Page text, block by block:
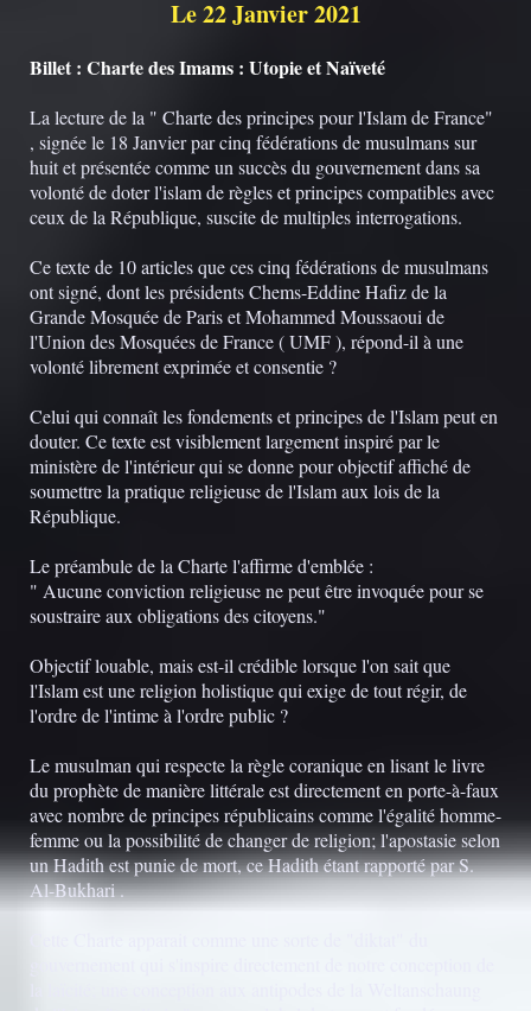
Le 22 Janvier 2021
Billet : Charte des Imams : Utopie et Naïveté
La lecture de la " Charte des principes pour l'Islam de France"
, signée le 18 Janvier par cinq fédérations de musulmans sur
huit et présentée comme un succès du gouvernement dans sa
volonté de doter l'islam de règles et principes compatibles avec
ceux de la République, suscite de multiples interrogations.
Ce texte de 10 articles que ces cinq fédérations de musulmans
ont signé, dont les présidents Chems-Eddine Hafiz de la
Grande Mosquée de Paris et Mohammed Moussaoui de
l'Union des Mosquées de France ( UMF ), répond-il à une
volonté librement exprimée et consentie ?
Celui qui connaît les fondements et principes de l'Islam peut en
douter. Ce texte est visiblement largement inspiré par le
ministère de l'intérieur qui se donne pour objectif affiché de
soumettre la pratique religieuse de l'Islam aux lois de la
République.
Le préambule de la Charte l'affirme d'emblée :
" Aucune conviction religieuse ne peut être invoquée pour se
soustraire aux obligations des citoyens."
Objectif louable, mais est-il crédible lorsque l'on sait que
l'Islam est une religion holistique qui exige de tout régir, de
l'ordre de l'intime à l'ordre public ?
Le musulman qui respecte la règle coranique en lisant le livre
du prophète de manière littérale est directement en porte-à-faux
avec nombre de principes républicains comme l'égalité homme-
femme ou la possibilité de changer de religion; l'apostasie selon
un Hadith est punie de mort, ce Hadith étant rapporté par S.
Al-Bukhari .